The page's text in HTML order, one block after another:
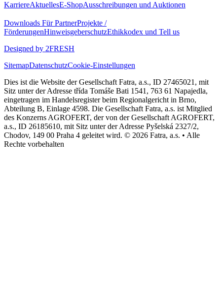
KarriereAktuellesE-ShopAusschreibungen und Auktionen
Downloads Für PartnerProjekte /
FörderungenHinweisgeberschutzEthikkodex und Tell us
Designed by 2FRESH
SitemapDatenschutzCookie-Einstellungen
Dies ist die Website der Gesellschaft Fatra, a.s., ID 27465021, mit
Sitz unter der Adresse třída Tomáše Bati 1541, 763 61 Napajedla,
eingetragen im Handelsregister beim Regionalgericht in Brno,
Abteilung B, Einlage 4598. Die Gesellschaft Fatra, a.s. ist Mitglied
des Konzerns AGROFERT, der von der Gesellschaft AGROFERT,
a.s., ID 26185610, mit Sitz unter der Adresse Pyšelská 2327/2,
Chodov, 149 00 Praha 4 geleitet wird. © 2026 Fatra, a.s. • Alle
Rechte vorbehalten